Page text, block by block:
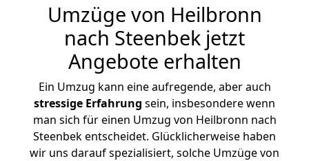
Umzüge von Heilbronn
nach Steenbek jetzt
Angebote erhalten
Ein Umzug kann eine aufregende, aber auch
stressige Erfahrung sein, insbesondere wenn
man sich für einen Umzug von Heilbronn nach
Steenbek entscheidet. Glücklicherweise haben
wir uns darauf spezialisiert, solche Umzüge von